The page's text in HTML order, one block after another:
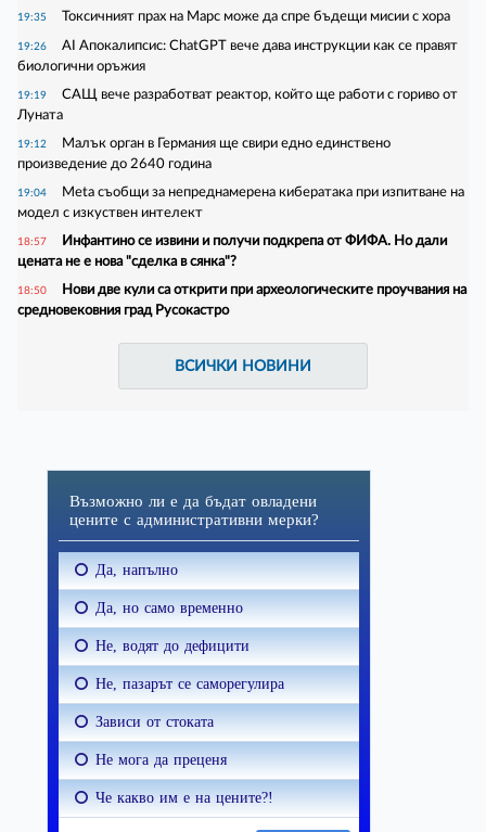
19:35 Токсичният прах на Марс може да спре бъдещи мисии с хора
19:26
AI Апокалипсис: ChatGPT вече дава инструкции как се правят
биологични оръжия
19:19
САЩ вече разработват реактор, който ще работи с гориво от
Луната
19:12
Малък орган в Германия ще свири едно единствено
произведение до 2640 година
19:04
Meta съобщи за непреднамерена кибератака при изпитване на
модел с изкуствен интелект
18:57
Инфантино се извини и получи подкрепа от ФИФА. Но дали
цената не е нова "сделка в сянка"?
18:50
Нови две кули са открити при археологическите проучвания на
средновековния град Русокастро
ВСИЧКИ НОВИНИ